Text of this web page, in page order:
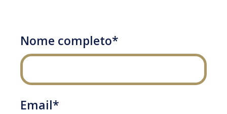
Nome completo*
Email*